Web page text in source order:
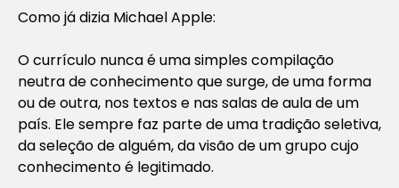
Como já dizia Michael Apple:
O currículo nunca é uma simples compilação
neutra de conhecimento que surge, de uma forma
ou de outra, nos textos e nas salas de aula de um
país. Ele sempre faz parte de uma tradição seletiva,
da seleção de alguém, da visão de um grupo cujo
conhecimento é legitimado.